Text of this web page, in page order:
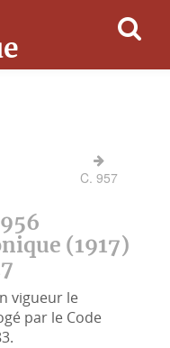
C. 957
(1917)
vigueur le
par le Code